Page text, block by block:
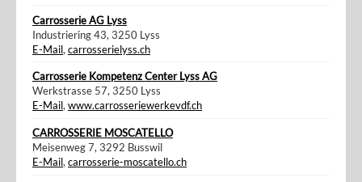
Carrosserie AG Lyss
Industriering 43, 3250 Lyss
E-Mail, carrosserielyss.ch
Carrosserie Kompetenz Center Lyss AG
Werkstrasse 57, 3250 Lyss
E-Mail,www.carrosseriewerkevdf.ch
CARROSSERIE MOSCATELLO
Meisenweg 7, 3292 Busswil
E-Mail,carrosserie-moscatello.ch